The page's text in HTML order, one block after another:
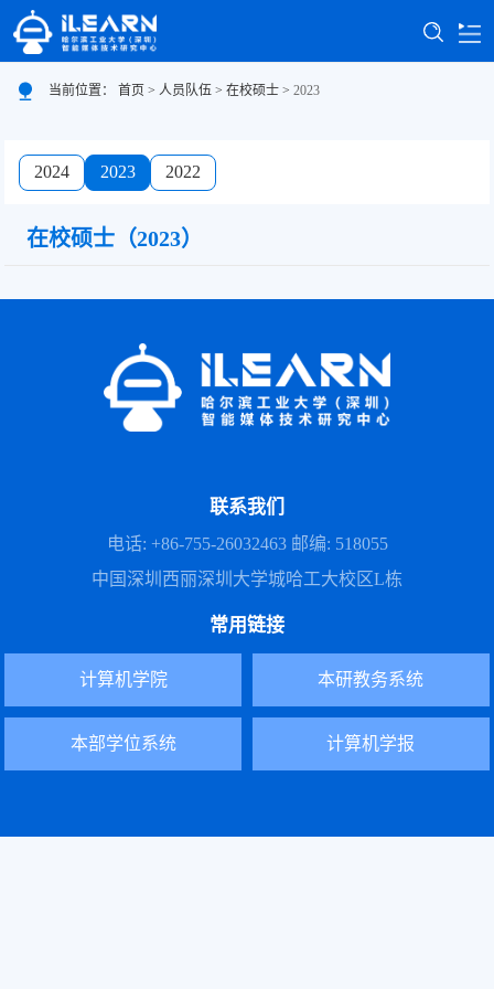
首页
新闻通知
人员队伍
学术科研
当前位置：首页 >人员队伍 >在校硕士 >2023
2024 2023 2022
在校硕士（2023）
联系我们
电话: +86-755-26032463 邮编: 518055
中国深圳西丽深圳大学城哈工大校区L栋
常用链接
计算机学院 本研教务系统
本部学位系统 计算机学报